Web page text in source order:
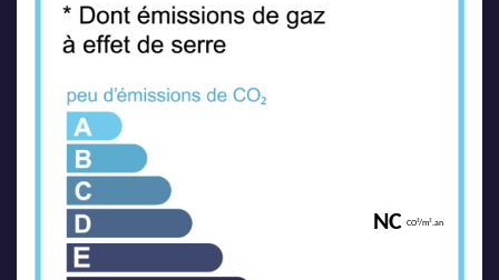
NC CO²/m².an